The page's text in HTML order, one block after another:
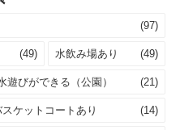
(97)
(49) 水飲み場あり (49)
遊びができる（公園） (21)
スケットコートあり (14)